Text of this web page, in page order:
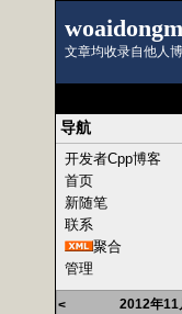
文章均收录自他人
导航
开发者Cpp博客
首页
新随笔
联系
聚合
管理
< 2012年11